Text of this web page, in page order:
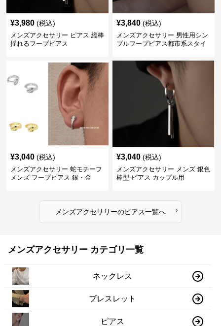
¥3,980 (税込)
メンズアクセサリー ピアス 縦棒
揺れるフープピアス
¥3,840 (税込)
メンズアクセサリー 男性用シン
プルフープピアス都市系スタイ
¥3,040 (税込)
メンズアクセサリー 蛇モチーフ
メンズ フープピアス 銀・金
¥3,040 (税込)
メンズアクセサリー メンズ 銀色
棒型 ピアス カップル用
メンズアクセサリーのピアス一覧へ ›
メンズアクセサリー カテゴリ一覧
ネックレス
ブレスレット
ピアス